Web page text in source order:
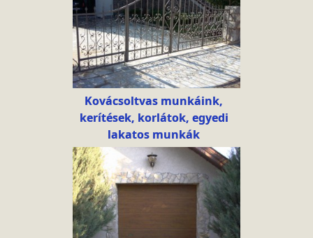
Kovácsoltvas munkáink,
kerítések, korlátok, egyedi
lakatos munkák